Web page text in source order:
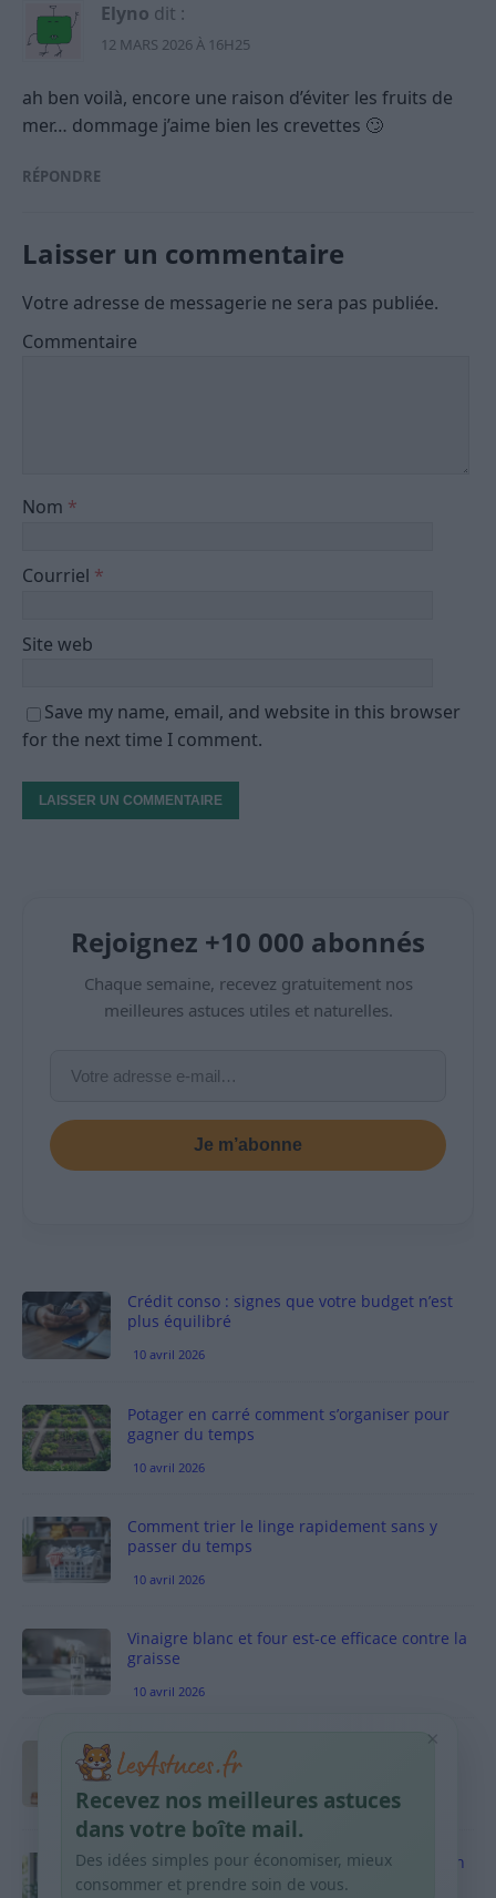
Elyno dit :
12 MARS 2026 À 16H25
ah ben voilà, encore une raison d’éviter les fruits de
mer… dommage j’aime bien les crevettes 🙄
RÉPONDRE
Laisser un commentaire
Votre adresse de messagerie ne sera pas publiée.
Commentaire
Nom *
Courriel *
Site web
Save my name, email, and website in this browser
for the next time I comment.
Rejoignez +10 000 abonnés
Chaque semaine, recevez gratuitement nos
meilleures astuces utiles et naturelles.
Je m’abonne
Crédit conso : signes que votre budget n’est
plus équilibré
10 avril 2026
Potager en carré comment s’organiser pour
gagner du temps
10 avril 2026
Comment trier le linge rapidement sans y
passer du temps
10 avril 2026
Vinaigre blanc et four est-ce efficace contre la
graisse
10 avril 2026
Taches pigmentaires : routine simple +
habitudes qui aident
9 avril 2026
Produits ménagers : comment économiser en
courses sans acheter 10 sprays
×
Recevez nos meilleures astuces
dans votre boîte mail.
Des idées simples pour économiser, mieux
consommer et prendre soin de vous.